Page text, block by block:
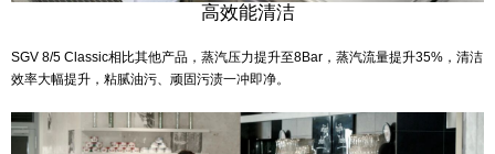
高效能清洁
SGV 8/5 Classic相比其他产品，蒸汽压力提升至8Bar，蒸汽流量提升35%，清洁
效率大幅提升，粘腻油污、顽固污渍一冲即净。